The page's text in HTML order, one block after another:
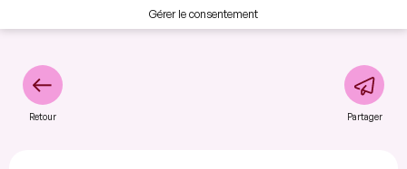
Gérer le consentement
Retour Partager